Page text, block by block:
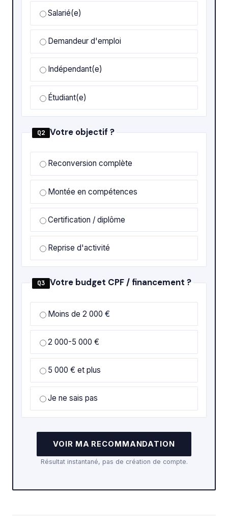
Salarié(e)
Demandeur d'emploi
Indépendant(e)
Étudiant(e)
Q2 Votre objectif ?
Reconversion complète
Montée en compétences
Certification / diplôme
Reprise d'activité
Q3 Votre budget CPF / financement ?
Moins de 2 000 €
2 000-5 000 €
5 000 € et plus
Je ne sais pas
VOIR MA RECOMMANDATION
Résultat instantané, pas de création de compte.